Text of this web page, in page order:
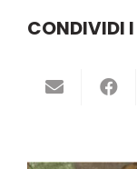
CONDIVIDI